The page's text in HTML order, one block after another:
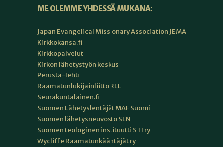
ME OLEMME YHDESSÄ MUKANA:
Japan Evangelical Missionary Association JEMA
Kirkkokansa.fi
Kirkkopalvelut
Kirkon lähetystyön keskus
Perusta-lehti
Raamatunlukijainliitto RLL
Seurakuntalainen.fi
Suomen Lähetyslentäjät MAF Suomi
Suomen lähetysneuvosto SLN
Suomen teologinen instituutti STI ry
Wycliffe Raamatunkääntäjät ry